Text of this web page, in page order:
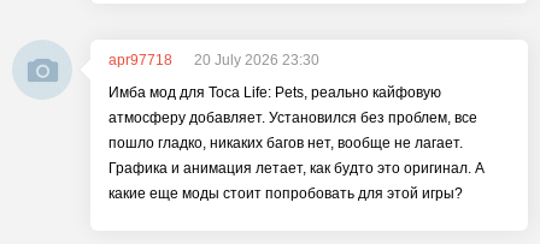
apr97718
20 July 2026 23:30
Имба мод для Toca Life: Pets, реально кайфовую
атмосферу добавляет. Установился без проблем, все
пошло гладко, никаких багов нет, вообще не лагает.
Графика и анимация летает, как будто это оригинал. А
какие еще моды стоит попробовать для этой игры?